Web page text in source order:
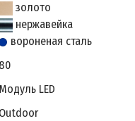
золото
нержавейка
вороненая сталь
80
Модуль LED
Outdoor